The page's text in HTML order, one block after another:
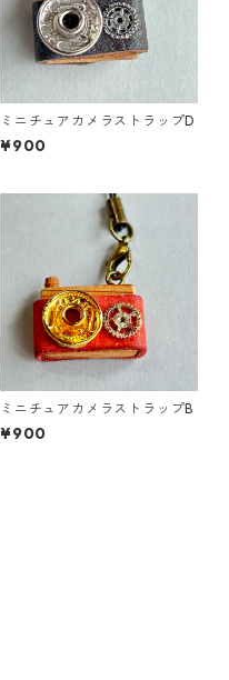
ミニチュアカメラストラップD
¥900
ミニチュアカメラストラップB
¥900